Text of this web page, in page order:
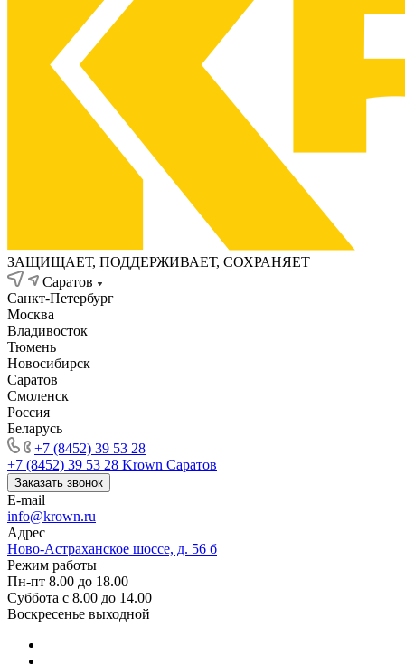
ЗАЩИЩАЕТ, ПОДДЕРЖИВАЕТ, СОХРАНЯЕТ
Саратов
Санкт-Петербург
Москва
Владивосток
Тюмень
Новосибирск
Саратов
Смоленск
Россия
Беларусь
+7 (8452) 39 53 28
+7 (8452) 39 53 28 Krown Саратов
Заказать звонок
E-mail
info@krown.ru
Адрес
Ново-Астраханское шоссе, д. 56 б
Режим работы
Пн-пт 8.00 до 18.00
Суббота с 8.00 до 14.00
Воскресенье выходной